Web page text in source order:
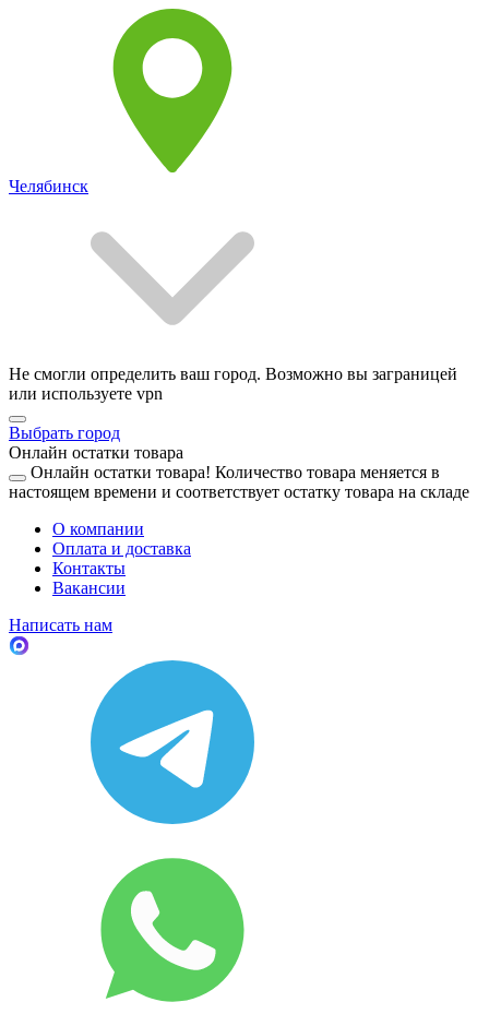
Челябинск
Не смогли определить ваш город. Возможно вы заграницей
или используете vpn
Выбрать город
Онлайн остатки товара
Онлайн остатки товара! Количество товара меняется в
настоящем времени и соответствует остатку товара на складе
О компании
Оплата и доставка
Контакты
Вакансии
Написать нам